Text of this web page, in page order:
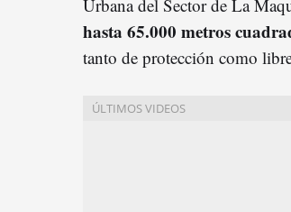
Urbana del Sector de La
hasta 65.000 metros
tanto de protección como